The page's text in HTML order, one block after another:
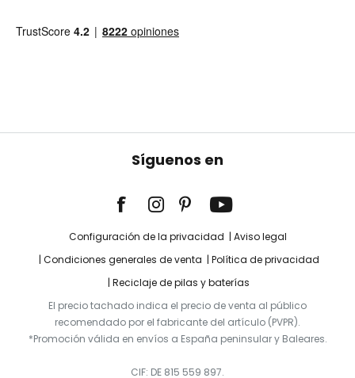
Síguenos en
Configuración de la privacidad
Aviso legal
Condiciones generales de venta
Política de privacidad
Reciclaje de pilas y baterías
El precio tachado indica el precio de venta al público
recomendado por el fabricante del artículo (PVPR).
*Promoción válida en envíos a España peninsular y Baleares.
CIF: DE 815 559 897.